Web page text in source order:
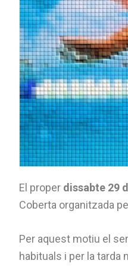
El proper dissabte 29
Coberta organitzada
Per aquest motiu el
habituals i per la tarda